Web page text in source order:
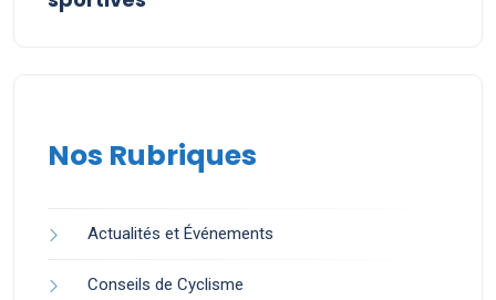
Nos Rubriques
Actualités et Événements
Conseils de Cyclisme